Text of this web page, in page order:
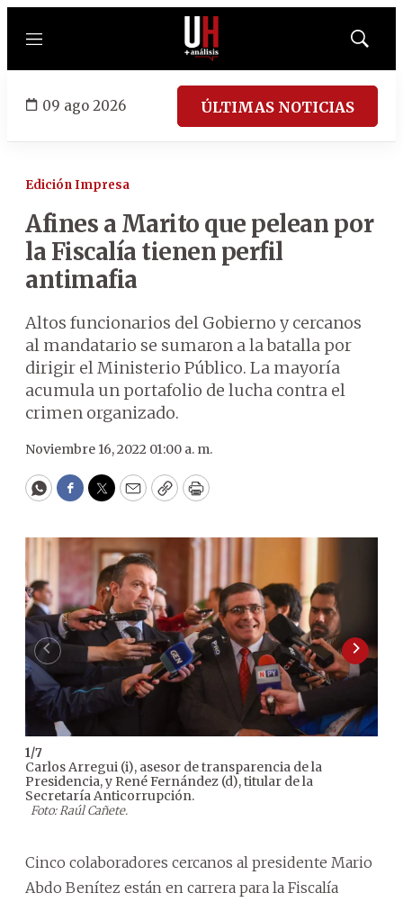
Menú
Mostrar
09 ago 2026 ÚLTIMAS NOTICIAS
Edición Impresa
Afines a Marito que pelean por
la Fiscalía tienen perfil
antimafia
Altos funcionarios del Gobierno y cercanos
al mandatario se sumaron a la batalla por
dirigir el Ministerio Público. La mayoría
acumula un portafolio de lucha contra el
crimen organizado.
Noviembre 16, 2022 01:00 a. m.
WhatsApp
Facebook
Twitter
EmailCopyPrint
1/7
Carlos Arregui (i), asesor de transparencia de la
Presidencia, y René Fernández (d), titular de la
Secretaría Anticorrupción.
Foto: Raúl Cañete.
Cinco colaboradores cercanos al presidente Mario
Abdo Benítez están en carrera para la Fiscalía